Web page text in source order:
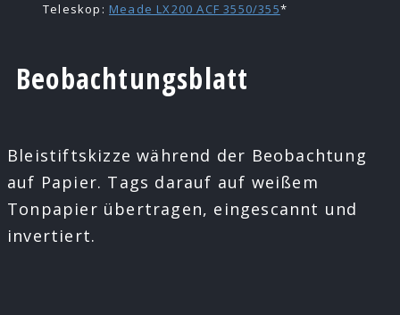
Teleskop: Meade LX200 ACF 3550/355*
Beobachtungsblatt
Bleistiftskizze während der Beobachtung
auf Papier. Tags darauf auf weißem
Tonpapier übertragen, eingescannt und
invertiert.